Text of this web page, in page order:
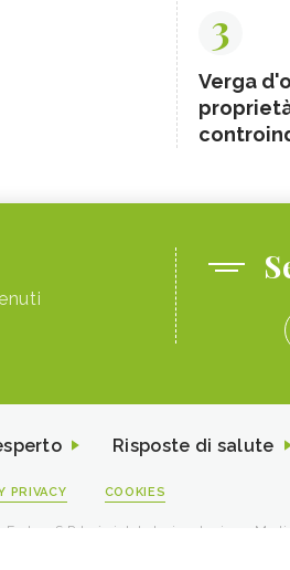
3
Verga
Risposte di salute
PRIVACY COOKIES
S.R.L, è vietata la riproduzione.